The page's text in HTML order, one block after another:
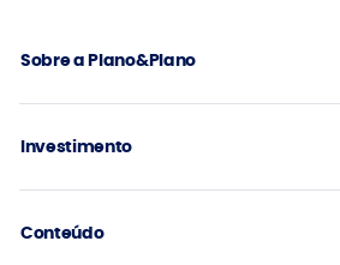
Sobre a Plano&Plano
Investimento
Conteúdo